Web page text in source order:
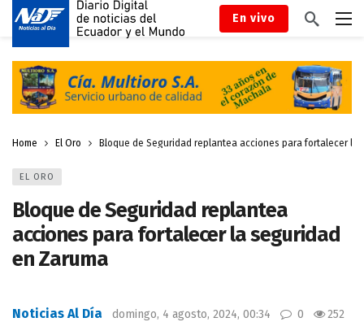
En vivo
Home El Oro Bloque de Seguridad replantea acciones para fortalecer la
EL ORO
Bloque de Seguridad replantea
acciones para fortalecer la seguridad
en Zaruma
Noticias Al Día domingo, 4 agosto, 2024, 00:34 0 252